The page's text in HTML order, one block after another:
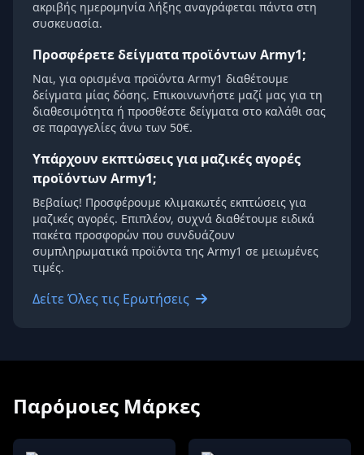
ακριβής ημερομηνία λήξης αναγράφεται πάντα στη
συσκευασία.
Προσφέρετε δείγματα προϊόντων Army1;
Ναι, για ορισμένα προϊόντα Army1 διαθέτουμε
δείγματα μίας δόσης. Επικοινωνήστε μαζί μας για τη
διαθεσιμότητα ή προσθέστε δείγματα στο καλάθι σας
σε παραγγελίες άνω των 50€.
Υπάρχουν εκπτώσεις για μαζικές αγορές
προϊόντων Army1;
Βεβαίως! Προσφέρουμε κλιμακωτές εκπτώσεις για
μαζικές αγορές. Επιπλέον, συχνά διαθέτουμε ειδικά
πακέτα προσφορών που συνδυάζουν
συμπληρωματικά προϊόντα της Army1 σε μειωμένες
τιμές.
Δείτε Όλες τις Ερωτήσεις
Παρόμοιες Μάρκες